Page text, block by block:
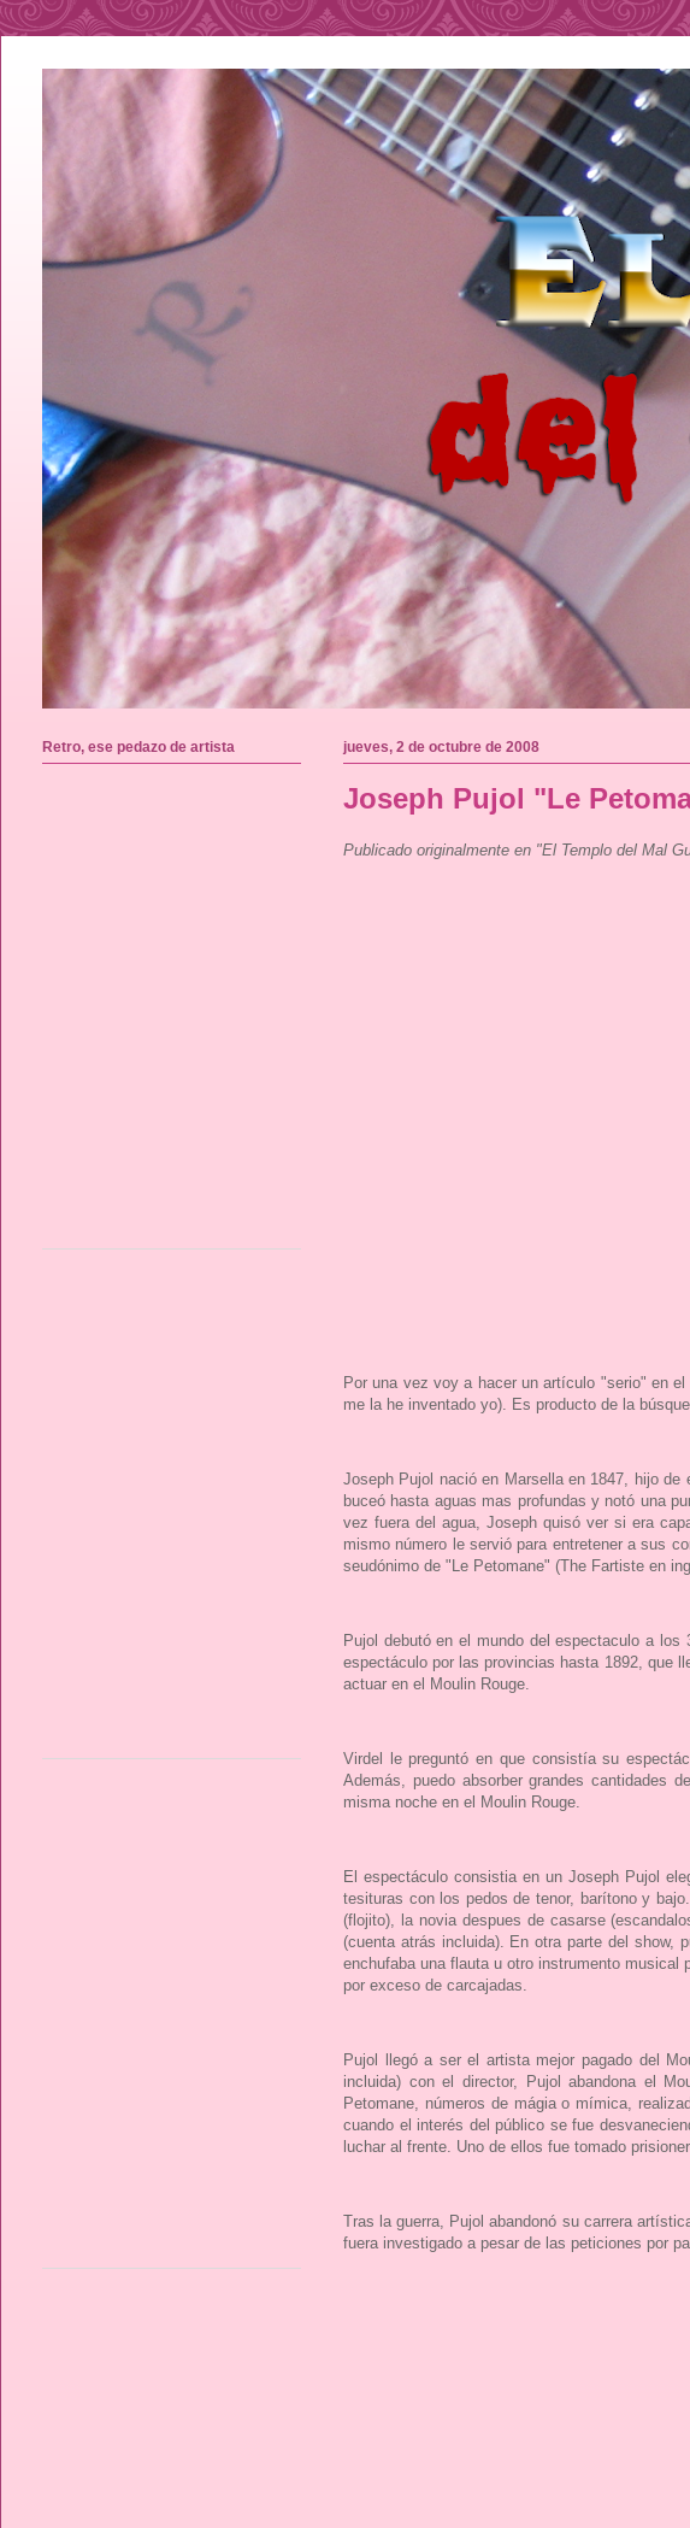
jueves, 2 de octubre de 2008
Joseph Pujol "Le
Publicado originalmente en "El Templo del Mal
Por una vez voy a hacer un artículo "serio" en
me la he inventado yo). Es producto de la
Joseph Pujol nació en Marsella en 1847, hijo
buceó hasta aguas mas profundas y notó una
vez fuera del agua, Joseph quisó ver si era
mismo número le servió para entretener a sus
seudónimo de "Le Petomane" (The Fartiste en
Pujol debutó en el mundo del espectaculo a
espectáculo por las provincias hasta 1892, que
actuar en el Moulin Rouge.
Virdel le preguntó en que consistía su
Además, puedo absorber grandes cantidades
misma noche en el Moulin Rouge.
El espectáculo consistia en un Joseph Pujol
tesituras con los pedos de tenor, barítono y
(flojito), la novia despues de casarse
(cuenta atrás incluida). En otra parte del show,
enchufaba una flauta u otro instrumento musical
por exceso de carcajadas.
Pujol llegó a ser el artista mejor pagado del
incluida) con el director, Pujol abandona el
Petomane, números de mágia o mímica,
cuando el interés del público se fue
luchar al frente. Uno de ellos fue tomado
Tras la guerra, Pujol abandonó su carrera
fuera investigado a pesar de las peticiones por
Retro, ese pedazo de artista